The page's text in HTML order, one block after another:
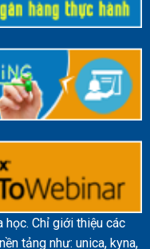
học. Chỉ giới thiệu các
tảng như: unica, kyna,